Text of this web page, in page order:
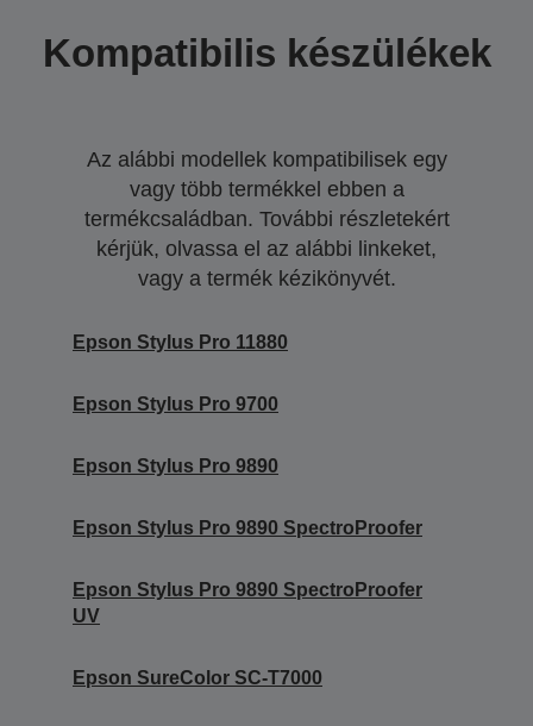
Kompatibilis készülékek
Az alábbi modellek kompatibilisek egy
vagy több termékkel ebben a
termékcsaládban. További részletekért
kérjük, olvassa el az alábbi linkeket,
vagy a termék kézikönyvét.
Epson Stylus Pro 11880
Epson Stylus Pro 9700
Epson Stylus Pro 9890
Epson Stylus Pro 9890 SpectroProofer
Epson Stylus Pro 9890 SpectroProofer
UV
Epson SureColor SC-T7000